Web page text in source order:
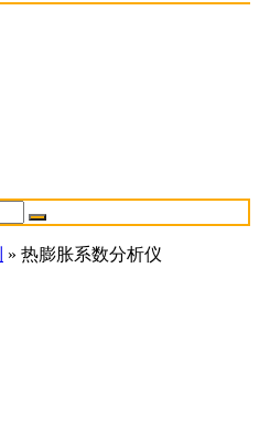
» 热膨胀系数分析仪